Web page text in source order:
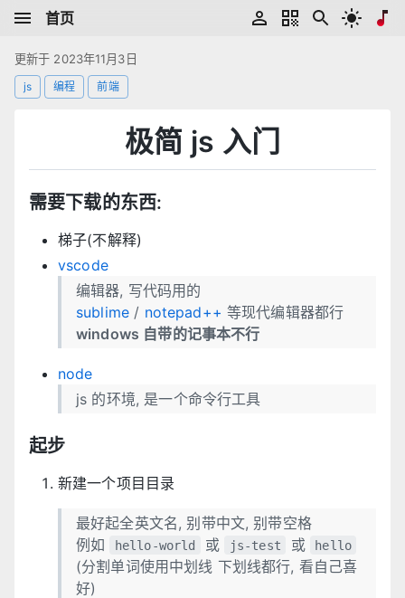
首页
更新于 2023年11月3日
js 编程 前端
极简 js 入门
需要下载的东西:
梯子(不解释)
vscode
编辑器, 写代码用的
sublime / notepad++ 等现代编辑器都行
windows 自带的记事本不行
node
js 的环境, 是一个命令行工具
起步
新建一个项目目录
最好起全英文名, 别带中文, 别带空格
例如
hello-world 或 js-test 或 hello
(分割单词使用中划线 下划线都行, 看自己喜
好)